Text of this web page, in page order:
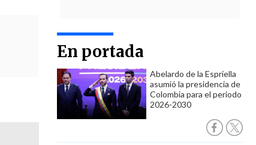
En portada
Abelardo de la Espriella
asumió la presidencia de
Colombia para el periodo
2026-2030